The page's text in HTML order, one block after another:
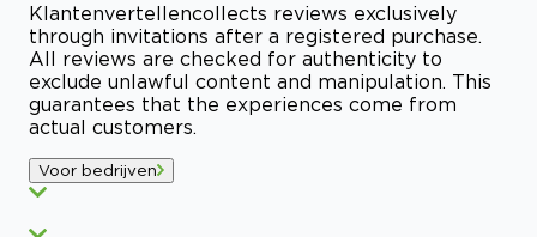
Klantenvertellencollects reviews exclusively
through invitations after a registered purchase.
All reviews are checked for authenticity to
exclude unlawful content and manipulation. This
guarantees that the experiences come from
actual customers.
Voor bedrijven